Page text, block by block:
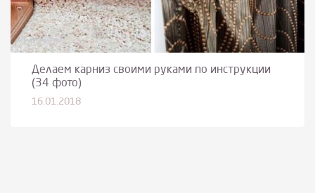
Делаем карниз своими руками по инструкции
(34 фото)
16.01.2018